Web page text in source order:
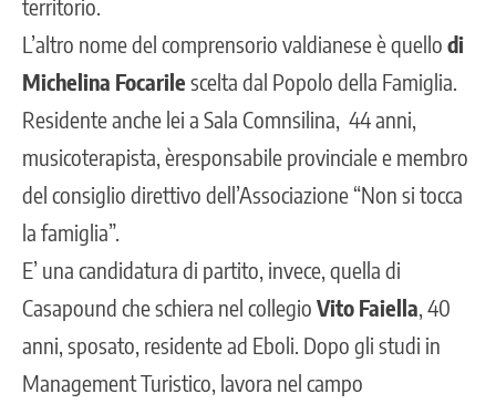
territorio.
L’altro nome del comprensorio valdianese è quello di
Michelina Focarile scelta dal Popolo della Famiglia.
Residente anche lei a Sala Comnsilina, 44 anni,
musicoterapista, èresponsabile provinciale e membro
del consiglio direttivo dell’Associazione “Non si tocca
la famiglia”.
E’ una candidatura di partito, invece, quella di
Casapound che schiera nel collegio Vito Faiella , 40
anni, sposato, residente ad Eboli. Dopo gli studi in
Management Turistico, lavora nel campo